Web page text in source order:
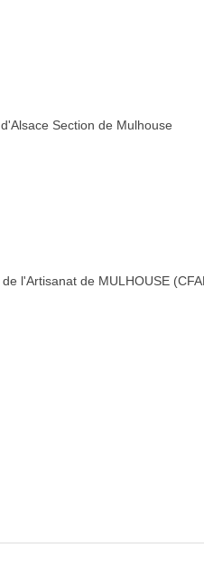
Section de Mulhouse
l'Artisanat de MULHOUSE